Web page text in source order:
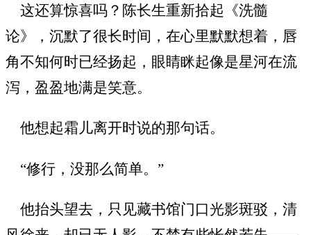
这还算惊喜吗？陈长生重新拾起《洗髓
论》，沉默了很长时间，在心里默默想着，唇
角不知何时已经扬起，眼睛眯起像是星河在流
泻，盈盈地满是笑意。
他想起霜儿离开时说的那句话。
“修行，没那么简单。”
他抬头望去，只见藏书馆门口光影斑驳，清